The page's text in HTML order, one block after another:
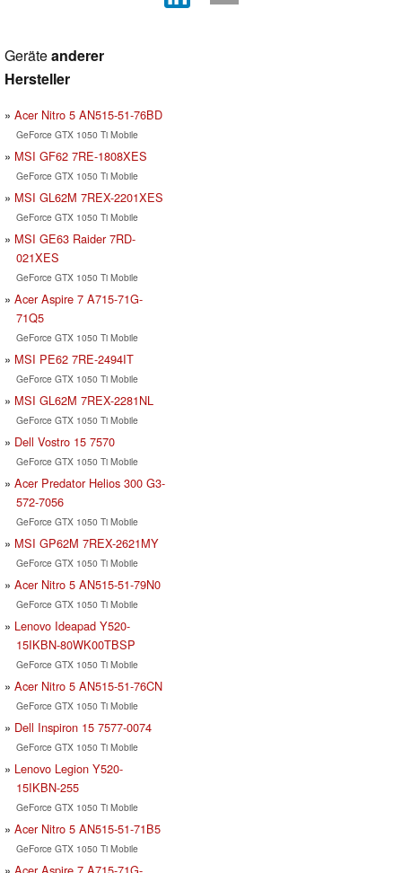
Geräteanderer
Hersteller
Acer Nitro 5 AN515-51-76BD
GeForce GTX 1050 Ti Mobile
MSI GF62 7RE-1808XES
GeForce GTX 1050 Ti Mobile
MSI GL62M 7REX-2201XES
GeForce GTX 1050 Ti Mobile
MSI GE63 Raider 7RD-
021XES
GeForce GTX 1050 Ti Mobile
Acer Aspire 7 A715-71G-
71Q5
GeForce GTX 1050 Ti Mobile
MSI PE62 7RE-2494IT
GeForce GTX 1050 Ti Mobile
MSI GL62M 7REX-2281NL
GeForce GTX 1050 Ti Mobile
Dell Vostro 15 7570
GeForce GTX 1050 Ti Mobile
Acer Predator Helios 300 G3-
572-7056
GeForce GTX 1050 Ti Mobile
MSI GP62M 7REX-2621MY
GeForce GTX 1050 Ti Mobile
Acer Nitro 5 AN515-51-79N0
GeForce GTX 1050 Ti Mobile
Lenovo Ideapad Y520-
15IKBN-80WK00TBSP
GeForce GTX 1050 Ti Mobile
Acer Nitro 5 AN515-51-76CN
GeForce GTX 1050 Ti Mobile
Dell Inspiron 15 7577-0074
GeForce GTX 1050 Ti Mobile
Lenovo Legion Y520-
15IKBN-255
GeForce GTX 1050 Ti Mobile
Acer Nitro 5 AN515-51-71B5
GeForce GTX 1050 Ti Mobile